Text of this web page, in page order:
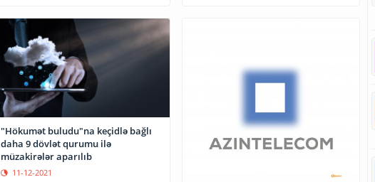
"Hökumət buludu"na keçidlə bağlı
daha 9 dövlət qurumu ilə
müzakirələr aparılıb
11-12-2021